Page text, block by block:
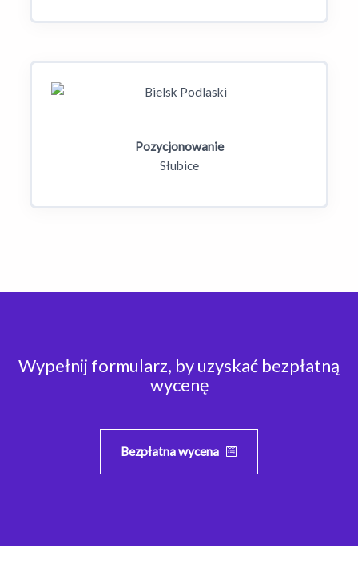
Pozycjonowanie
Słubice
Wypełnij formularz, by uzyskać bezpłatną
wycenę
Bezpłatna wycena